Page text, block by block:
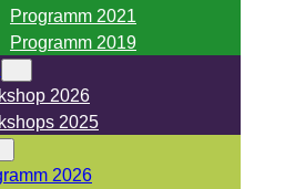
Programm 2021
Programm 2019
2026
2025
2026